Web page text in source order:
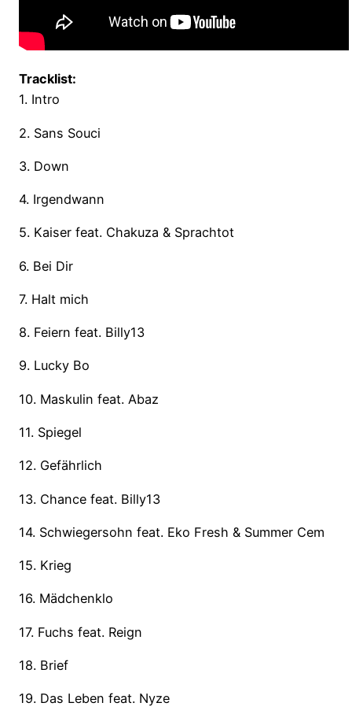
Tracklist:
1. Intro
2. Sans Souci
3. Down
4. Irgendwann
5. Kaiser feat. Chakuza & Sprachtot
6. Bei Dir
7. Halt mich
8. Feiern feat. Billy13
9. Lucky Bo
10. Maskulin feat. Abaz
11. Spiegel
12. Gefährlich
13. Chance feat. Billy13
14. Schwiegersohn feat. Eko Fresh & Summer Cem
15. Krieg
16. Mädchenklo
17. Fuchs feat. Reign
18. Brief
19. Das Leben feat. Nyze